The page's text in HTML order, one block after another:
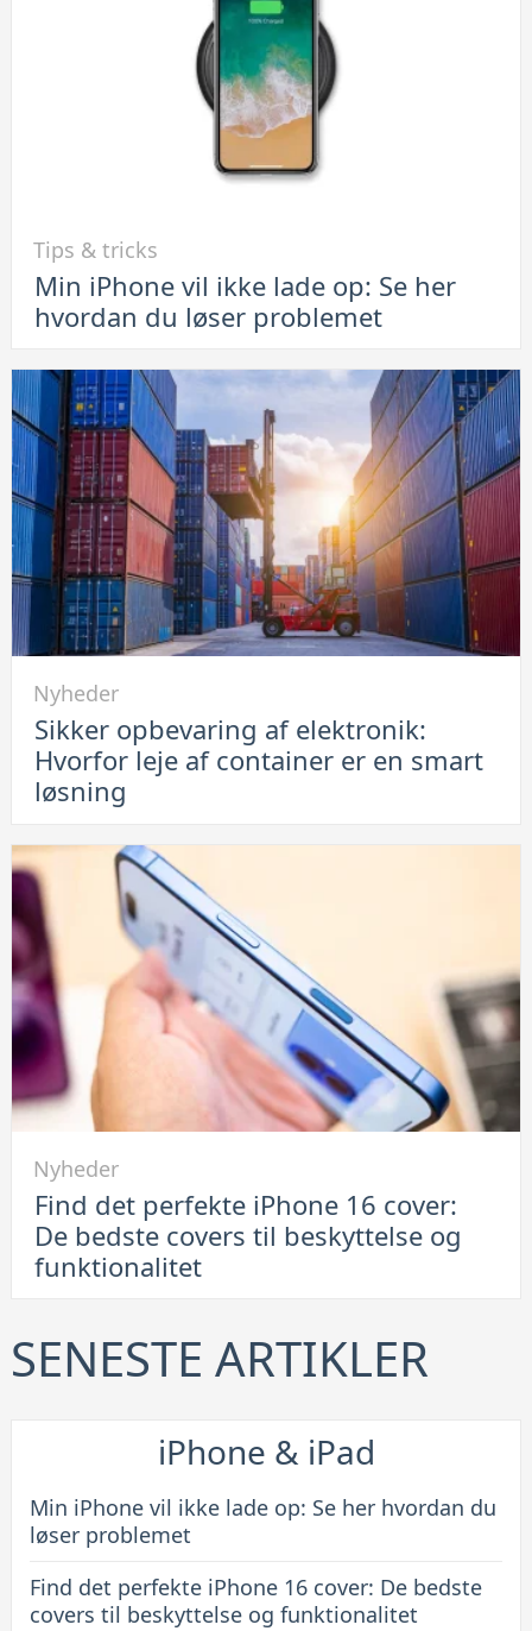
Min
iPhone
ikke
lade
op:
Se
her
hvordan
du
løser
problemet
Tips & tricks
Min iPhone vil ikke lade op: Se her
hvordan du løser problemet
Sikker
opbevaring
Hvorfor
leje
af
container
er
en
smart
løsning
Nyheder
Sikker opbevaring af elektronik:
Hvorfor leje af container er en smart
løsning
Find
det
perfekte
16
cover:
til
beskyttelse
funktionalitet
Nyheder
Find det perfekte iPhone 16 cover:
De bedste covers til beskyttelse og
funktionalitet
SENESTE ARTIKLER
iPhone & iPad
Min iPhone vil ikke lade op: Se her hvordan du
løser problemet
Find det perfekte iPhone 16 cover: De bedste
covers til beskyttelse og funktionalitet